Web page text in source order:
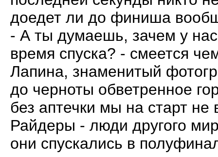
доедет ли до финиша
- А ты думаешь, зачем у
время спуска? - смеется
Лапина, знаменитый
до черноты обветренное
без аптечки мы на старт
Райдеры - люди другого
они спускались в